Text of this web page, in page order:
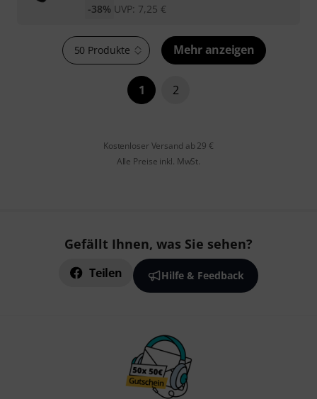
UVP: 7,25 €
-38%
50 Produkte Mehr anzeigen
1 2
Kostenloser Versand ab 29 €
Alle Preise inkl. MwSt.
Gefällt Ihnen, was Sie sehen?
Teilen Hilfe & Feedback